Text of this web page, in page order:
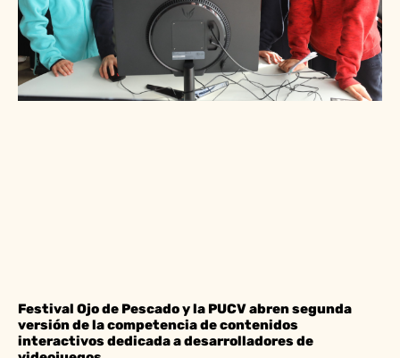
Festival Ojo de Pescado y la PUCV abren segunda
versión de la competencia de contenidos
interactivos dedicada a desarrolladores de